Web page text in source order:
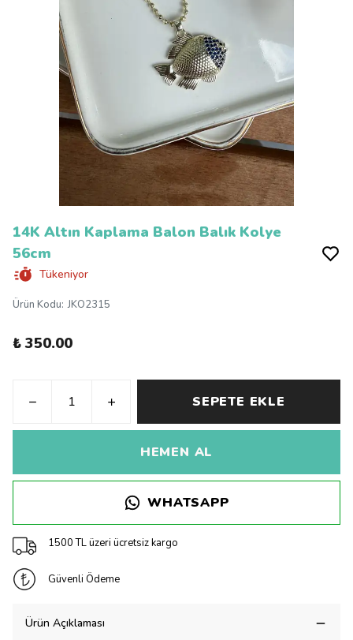
14K Altın Kaplama Balon Balık Kolye
56cm
Tükeniyor
Ürün Kodu: JKO2315
₺ 350.00
SEPETE EKLE
HEMEN AL
WHATSAPP
1500 TL üzeri ücretsiz kargo
Güvenli Ödeme
Ürün Açıklaması